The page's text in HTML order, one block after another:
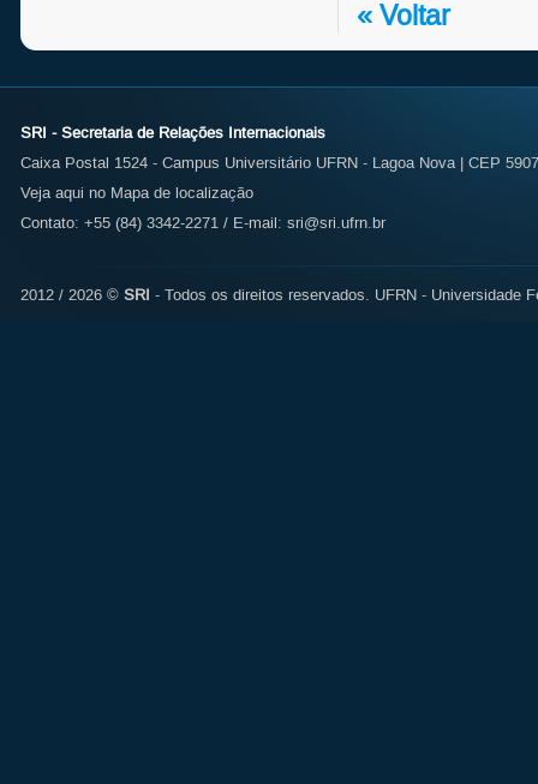
« Voltar
SRI - Secretaria de Relações Internacionais
Caixa Postal 1524 - Campus Universitário UFRN - Lagoa Nova | CEP
Veja aqui no Mapa de localização
Contato: +55 (84) 3342-2271 / E-mail: sri@sri.ufrn.br
2012 / 2026 © SRI - Todos os direitos reservados. UFRN - Universidade